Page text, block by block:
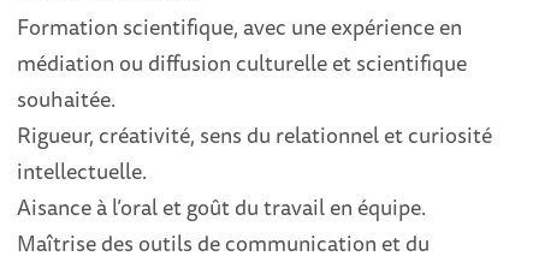
Formation scientifique, avec une expérience en
médiation ou diffusion culturelle et scientifique
souhaitée.
Rigueur, créativité, sens du relationnel et curiosité
intellectuelle.
Aisance à l’oral et goût du travail en équipe.
Maîtrise des outils de communication et du